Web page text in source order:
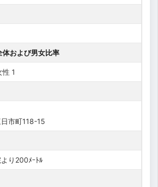
体および男女比率
1
市町118-15
り200ﾒｰﾄﾙ